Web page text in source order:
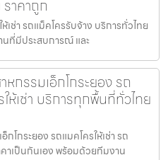
าคาถูก
เช่า รถแม็คโครรับจ้าง บริการทั่วไทย
นที่มีประสบการณ์ และ
หกรรมเอ็กโกระยอง รถ
ห้เช่า บริการทุกพื้นที่ทั่วไทย
โกระยอง รถแมคโครให้เช่า รถ
าเป็นกันเอง พร้อมด้วยทีมงาน